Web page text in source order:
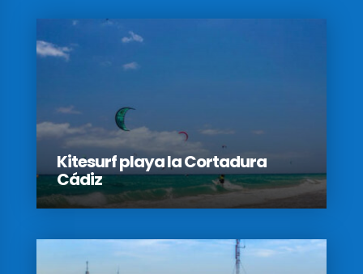
Kitesurf playa la Cortadura
Cádiz